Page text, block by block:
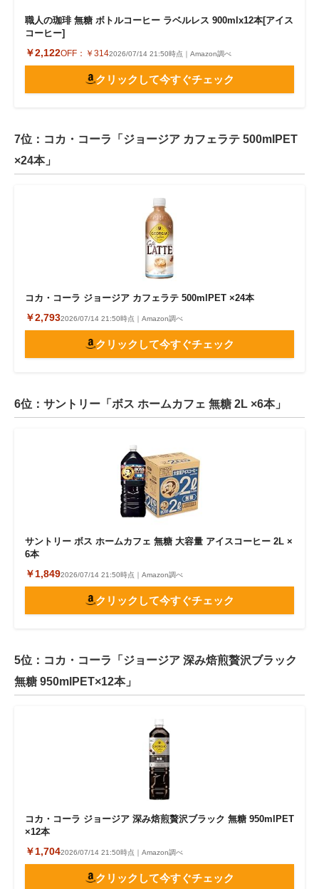
職人の珈琲 無糖 ボトルコーヒー ラベルレス 900mlx12本[アイス
コーヒー]
￥2,122OFF： ￥3142026/07/14 21:50時点｜Amazon調べ
クリックして今すぐチェック
7位：コカ・コーラ「ジョージア カフェラテ 500mlPET
×24本」
コカ・コーラ ジョージア カフェラテ 500mlPET ×24本
￥2,7932026/07/14 21:50時点｜Amazon調べ
クリックして今すぐチェック
6位：サントリー「ボス ホームカフェ 無糖 2L ×6本」
サントリー ボス ホームカフェ 無糖 大容量 アイスコーヒー 2L ×
6本
￥1,8492026/07/14 21:50時点｜Amazon調べ
クリックして今すぐチェック
5位：コカ・コーラ「ジョージア 深み焙煎贅沢ブラック
無糖 950mlPET×12本」
コカ・コーラ ジョージア 深み焙煎贅沢ブラック 無糖 950mlPET
×12本
￥1,7042026/07/14 21:50時点｜Amazon調べ
クリックして今すぐチェック